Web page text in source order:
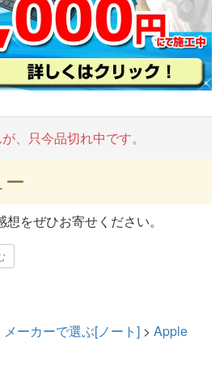
、只今品切れ中です。
をぜひお寄せください。
メーカーで選ぶ[ノート] > Apple